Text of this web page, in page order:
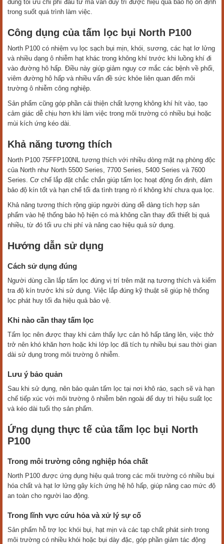
dùng tối ưu chi phí đầu tư mà vẫn duy trì được hiệu quả bảo hộ ổn định
trong suốt quá trình làm việc.
Công dụng của tấm lọc bụi North P100
North P100 có nhiệm vụ lọc sạch bụi mịn, khói, sương, các hạt lơ lửng
và nhiều dạng ô nhiễm hạt khác trong không khí trước khi luồng khí đi
vào đường hô hấp. Điều này giúp giảm nguy cơ mắc các bệnh về phổi,
viêm đường hô hấp và nhiều vấn đề sức khỏe liên quan đến môi
trường ô nhiễm công nghiệp.
Sản phẩm cũng góp phần cải thiện chất lượng không khí hít vào, tạo
cảm giác dễ chịu hơn khi làm việc trong môi trường có nhiều bụi hoặc
mùi kích ứng kéo dài.
Khả năng tương thích
North P100 75FFP100NL tương thích với nhiều dòng mặt nạ phòng độc
của North như North 5500 Series, 7700 Series, 5400 Series và 7600
Series. Cơ chế lắp đặt chắc chắn giúp tấm lọc hoạt động ổn định, đảm
bảo độ kín tốt và hạn chế tối đa tình trạng rò rỉ không khí chưa qua lọc.
Khả năng tương thích rộng giúp người dùng dễ dàng tích hợp sản
phẩm vào hệ thống bảo hộ hiện có mà không cần thay đổi thiết bị quá
nhiều, từ đó tối ưu chi phí và nâng cao hiệu quả sử dụng.
Hướng dẫn sử dụng
Cách sử dụng đúng
Người dùng cần lắp tấm lọc đúng vị trí trên mặt nạ tương thích và kiểm
tra độ kín trước khi sử dụng. Việc lắp đúng kỹ thuật sẽ giúp hệ thống
lọc phát huy tối đa hiệu quả bảo vệ.
Khi nào cần thay tấm lọc
Tấm lọc nên được thay khi cảm thấy lực cản hô hấp tăng lên, việc thở
trở nên khó khăn hơn hoặc khi lớp lọc đã tích tụ nhiều bụi sau thời gian
dài sử dụng trong môi trường ô nhiễm.
Lưu ý bảo quản
Sau khi sử dụng, nên bảo quản tấm lọc tại nơi khô ráo, sạch sẽ và hạn
chế tiếp xúc với môi trường ô nhiễm bên ngoài để duy trì hiệu suất lọc
và kéo dài tuổi thọ sản phẩm.
Ứng dụng thực tế của tấm lọc bụi North
P100
Trong môi trường công nghiệp hóa chất
North P100 được ứng dụng hiệu quả trong các môi trường có nhiều bụi
hóa chất và hạt lơ lửng gây kích ứng hệ hô hấp, giúp nâng cao mức độ
an toàn cho người lao động.
Trong lĩnh vực cứu hỏa và xử lý sự cố
Sản phẩm hỗ trợ lọc khói bụi, hạt mịn và các tạp chất phát sinh trong
môi trường có nhiều khói hoặc bụi dày đặc, góp phần giảm tác động